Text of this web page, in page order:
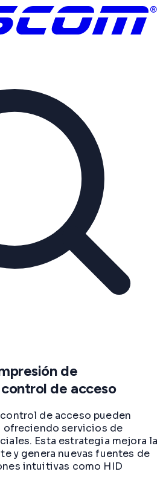
de
de acceso
de acceso pueden
ofreciendo servicios de
Esta estrategia mejora la
y genera nuevas fuentes de
intuitivas como HID